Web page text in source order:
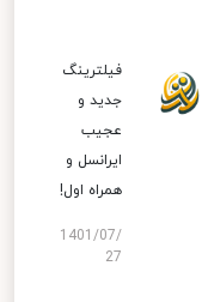
فیلترینگ
جدید و
عجیب
ایرانسل و
همراه اول!
1401/07/
27